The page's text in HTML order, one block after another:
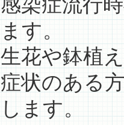
ます。
生花や鉢植
症状のある
します。